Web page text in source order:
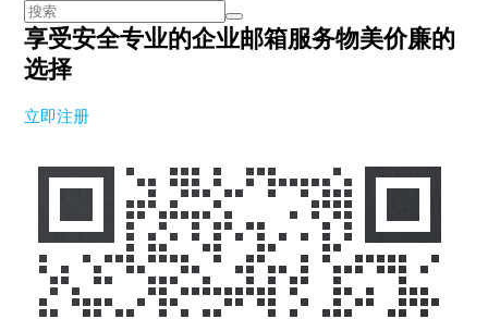
享受安全专业的企业邮箱服务物美价廉的
选择
立即注册